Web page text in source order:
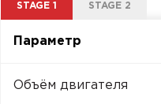
STAGE 1 STAGE 2
Параметр
Объём двигателя